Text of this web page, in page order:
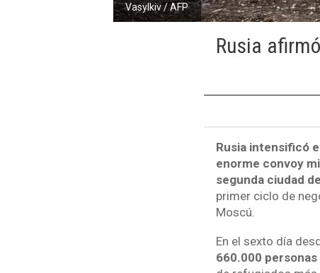
Vasylkiv / AFP
Rusia
Rusia intensificó
enorme convoy
segunda ciudad
primer ciclo de
Moscú.
En el sexto día
660.000